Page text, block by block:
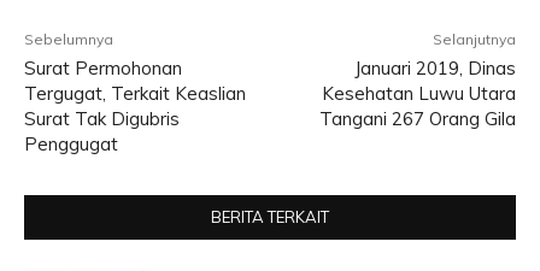
Sebelumnya
Surat Permohonan
Tergugat, Terkait Keaslian
Surat Tak Digubris
Penggugat
Selanjutnya
Januari 2019, Dinas
Kesehatan Luwu Utara
Tangani 267 Orang Gila
BERITA TERKAIT